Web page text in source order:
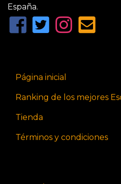
España.
Página inicial
Ranking de los mejores
Tienda
Términos y condiciones